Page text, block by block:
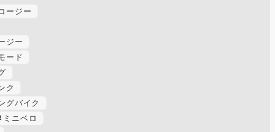
ージー
ジー
ード
ク
グバイク
ミニベロ